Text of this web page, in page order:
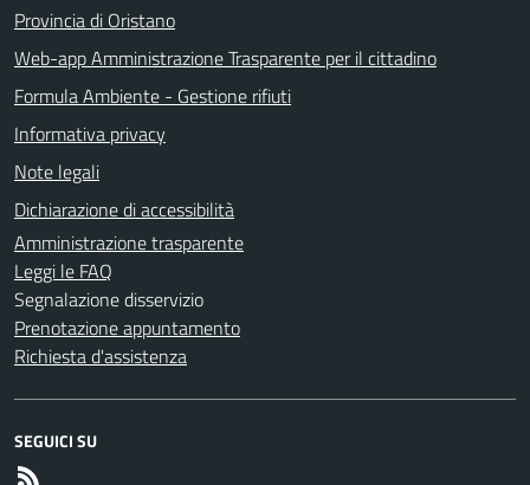
Provincia di Oristano
Web-app Amministrazione Trasparente per il cittadino
Formula Ambiente - Gestione rifiuti
Informativa privacy
Note legali
Dichiarazione di accessibilità
Amministrazione trasparente
Leggi le FAQ
Segnalazione disservizio
Prenotazione appuntamento
Richiesta d'assistenza
SEGUICI SU